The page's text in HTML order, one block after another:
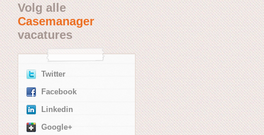
Volg alle
Casemanager
vacatures
Twitter
Facebook
Linkedin
Google+